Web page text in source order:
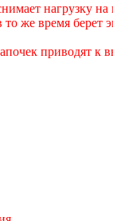
нагрузку
же время берет
приводят